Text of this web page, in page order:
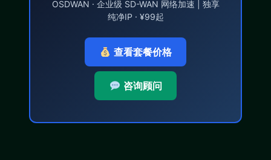
OSDWAN · 企业级 SD-WAN 网络加速 | 独享
纯净IP · ¥99起
查看套餐价格
咨询顾问